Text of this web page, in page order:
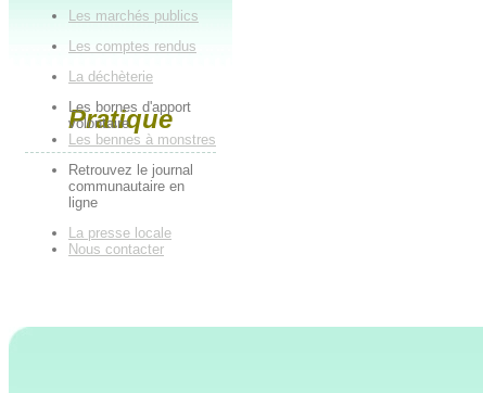
Pratique
Les marchés publics
Les comptes rendus
La déchèterie
Les bornes d'apport
volontaire
Les bennes à monstres
Retrouvez le journal
communautaire en
ligne
La presse locale
Nous contacter